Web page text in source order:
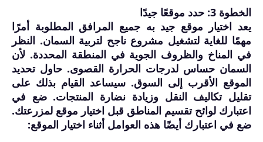
الخطوة 3: حدد موقعًا جيدًا
يعد اختيار موقع جيد به جميع المرافق المطلوبة أمرًا
مهمًا للغاية لتشغيل مشروع ناجح لتربية السمان. النظر
في المناخ والظروف الجوية في المنطقة المحددة. لأن
السمان حساس لدرجات الحرارة القصوى. حاول تحديد
الموقع الأقرب إلى السوق. سيساعد القيام بذلك على
تقليل تكاليف النقل وزيادة نضارة المنتجات. ضع في
اعتبارك لوائح تقسيم المناطق قبل اختيار موقع لمزرعتك.
ضع في اعتبارك أيضًا هذه العوامل أثناء اختيار الموقع: